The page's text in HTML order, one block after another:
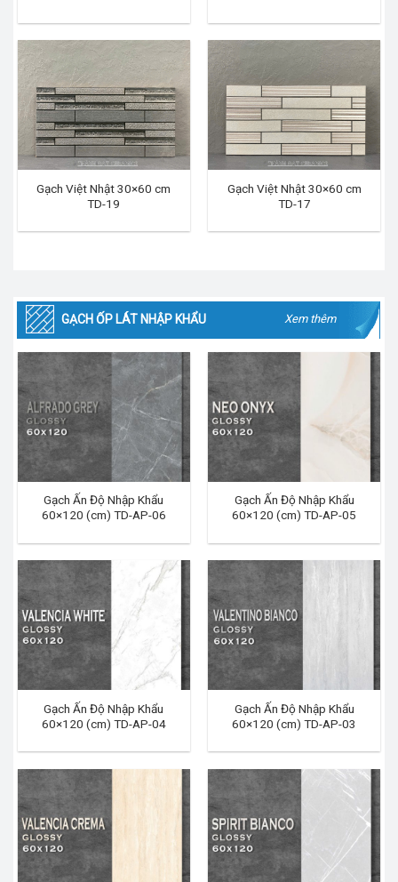
Gạch Việt Nhật 30×60 cm
TD-19
Gạch Việt Nhật 30×60 cm
TD-17
GẠCH ỐP LÁT NHẬP KHẨU Xem thêm
Gạch Ấn Độ Nhập Khẩu
60×120 (cm) TD-AP-06
Gạch Ấn Độ Nhập Khẩu
60×120 (cm) TD-AP-05
Gạch Ấn Độ Nhập Khẩu
60×120 (cm) TD-AP-04
Gạch Ấn Độ Nhập Khẩu
60×120 (cm) TD-AP-03